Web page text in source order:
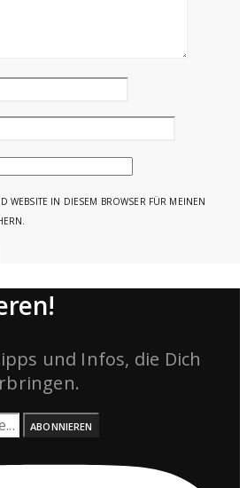
WEBSITE IN DIESEM BROWSER FÜR MEINEN
und Infos, die Dich
ABONNIEREN